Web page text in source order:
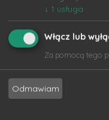
↓ 1 usługa
Włącz lub
Za pomocą tego
Odmawiam